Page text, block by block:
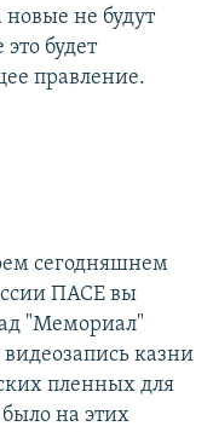
новые не будут
будет
правление.
сегодняшнем
ПАСЕ вы
"Мемориал"
казни
пленных для
на этих